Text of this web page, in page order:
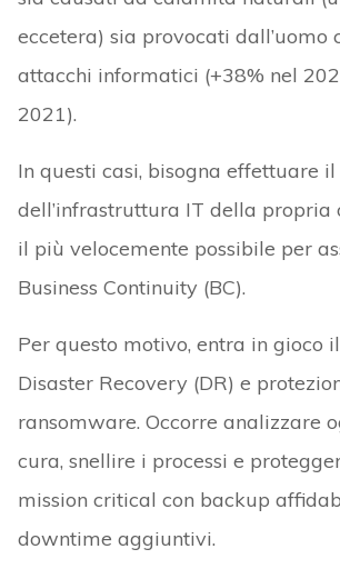
eccetera) sia provocati dall’uomo
attacchi informatici (+38% nel
2021).
In questi casi, bisogna effettuare
dell’infrastruttura IT della propria
il più velocemente possibile per
Business Continuity (BC).
Per questo motivo, entra in gioco
Disaster Recovery (DR) e
ransomware. Occorre analizzare
cura, snellire i processi e
mission critical con backup
downtime aggiuntivi.